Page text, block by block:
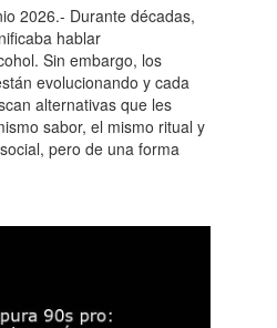
2026.- Durante décadas,
hablar
Sin embargo, los
evolucionando y cada
alternativas que les
sabor, el mismo ritual y
pero de una forma